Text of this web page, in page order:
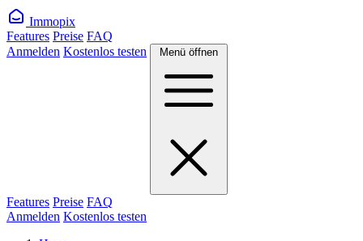
Immopix
Features Preise FAQ
Anmelden Kostenlos testen Menü öffnen
Features Preise FAQ
Anmelden Kostenlos testen